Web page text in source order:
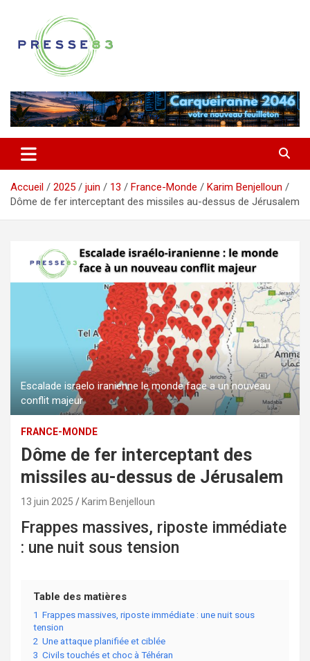
contenu
Presse 83
Accueil 2025 juin 13 France-Monde
Karim Benjelloun
Dôme de fer interceptant des missiles au-dessus de Jérusalem
Escalade israelo iranienne le monde face a un nouveau
conflit majeur
FRANCE-MONDE
Dôme de fer interceptant des
missiles au-dessus de Jérusalem
13 juin 2025 Karim Benjelloun
Frappes massives, riposte immédiate
: une nuit sous tension
Table des matières
1 Frappes massives, riposte immédiate : une nuit sous
tension
2 Une attaque planifiée et ciblée
3 Civils touchés et choc à Téhéran